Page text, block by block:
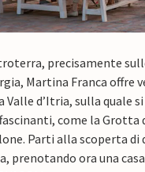
precisamente
Martina Franca offre
Valle d’Itria, sulla quale
come la Grotta
Parti alla scoperta di
prenotando ora una casa